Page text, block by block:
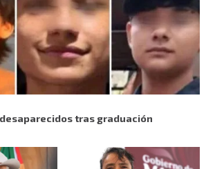
tras graduación